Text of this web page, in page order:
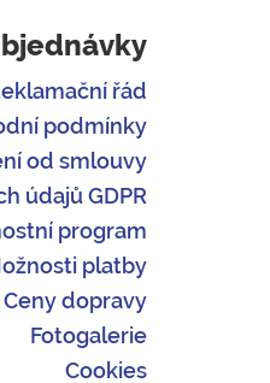
řád
podmínky
od smlouvy
údajů GDPR
program
platby
Ceny dopravy
Fotogalerie
Cookies